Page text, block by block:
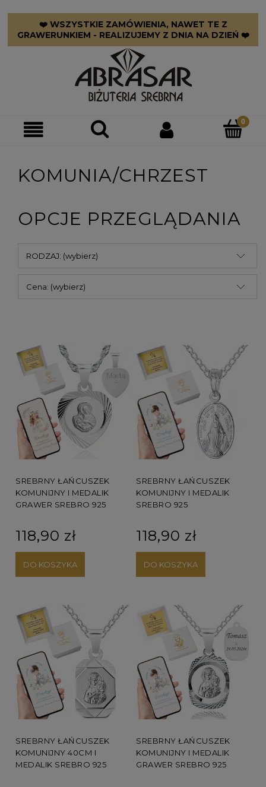
❤️ WSZYSTKIE ZAMÓWIENIA, NAWET TE Z
GRAWERUNKIEM - REALIZUJEMY Z DNIA NA DZIEŃ ❤️
KOMUNIA/CHRZEST
OPCJE PRZEGLĄDANIA
RODZAJ: (wybierz)
Cena: (wybierz)
SREBRNY ŁAŃCUSZEK
KOMUNIJNY I MEDALIK
GRAWER SREBRO 925
118,90 zł
DO KOSZYKA
SREBRNY ŁAŃCUSZEK
KOMUNIJNY I MEDALIK
SREBRO 925
118,90 zł
DO KOSZYKA
SREBRNY ŁAŃCUSZEK
KOMUNIJNY 40CM I
MEDALIK SREBRO 925
SREBRNY ŁAŃCUSZEK
KOMUNIJNY I MEDALIK
GRAWER SREBRO 925